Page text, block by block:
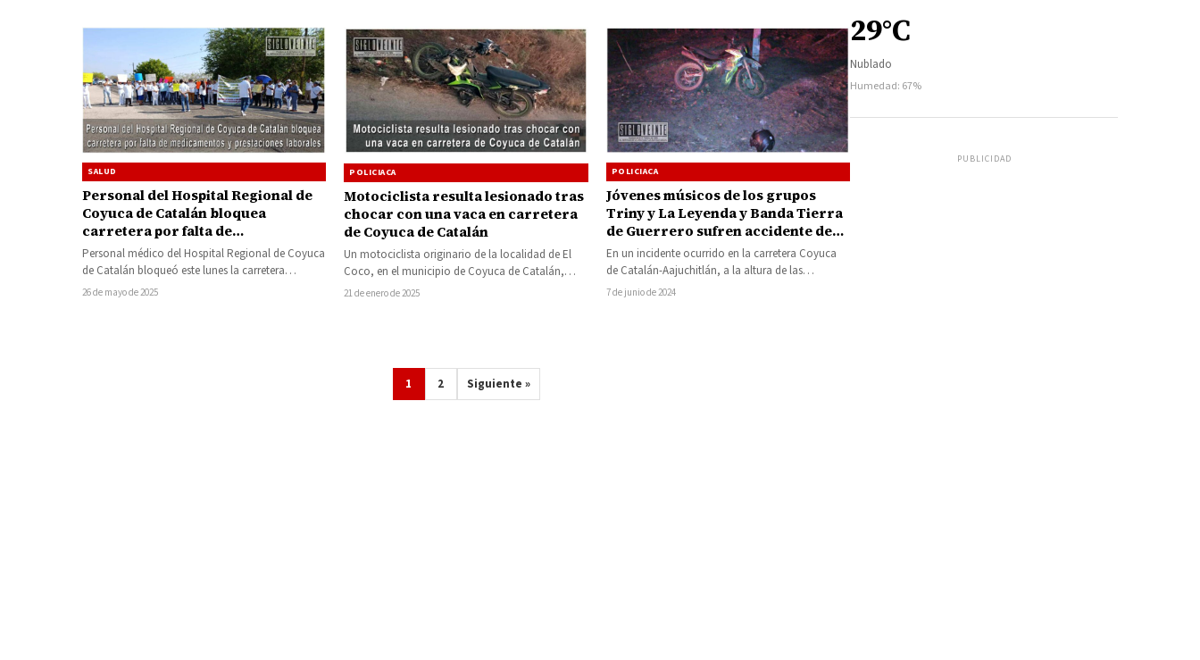
SALUD
Personal del Hospital Regional de
Coyuca de Catalán bloquea
carretera por falta de
medicamentos y prestaciones
laborales
Personal médico del Hospital Regional de Coyuca
de Catalán bloqueó este lunes la carretera
Coyuca–Jaripo, en protesta por la falta…
26 de mayo de 2025
POLICIACA
Motociclista resulta lesionado tras
chocar con una vaca en carretera
de Coyuca de Catalán
Un motociclista originario de la localidad de El
Coco, en el municipio de Coyuca de Catalán,
resultó lesionado este lunes…
21 de enero de 2025
POLICIACA
Jóvenes músicos de los grupos
Triny y La Leyenda y Banda Tierra
de Guerrero sufren accidente de
motocicleta en la carretera Coyuca
de Catalán-Aajuchitlán
En un incidente ocurrido en la carretera Coyuca
de Catalán-Aajuchitlán, a la altura de las
comunidades de Las Potrancas y…
7 de junio de 2024
1 2 Siguiente »
29°C
Nublado
Humedad: 67%
PUBLICIDAD